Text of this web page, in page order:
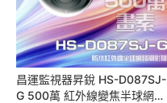
昌運監視器昇銳 HS-D087SJ-
G 500萬 紅外線變焦半球網路